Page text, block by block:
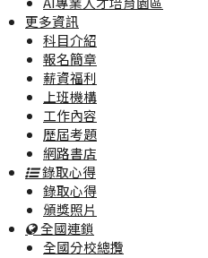
AI專業人才培育園區
更多資訊
科目介紹
報名簡章
薪資福利
上班機構
工作內容
歷屆考題
網路書店
錄取心得
錄取心得
頒獎照片
全國連鎖
全國分校總攬